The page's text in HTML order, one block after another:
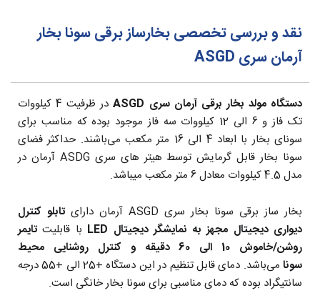
نقد و بررسی تخصصی بخارساز برقی سونا بخار
آرمان سری ASGD
دستگاه مولد بخار برقی آرمان سری ASGD
در ظرفیت 4 کیلووات
تک فاز و 6 الی 12 کیلووات سه فاز موجود بوده که مناسب برای
سونای بخار با ابعاد 4 الی 16 متر مکعب می‌باشند. حداکثر فضای
سونا بخار قابل گرمایش توسط هیتر های سری ASDG آرمان در
مدل 4.5 کیلووات معادل 6 متر مکعب میباشد.
بخار ساز برقی سونا بخار سری ASGD آرمان دارای
تابلو کنترل
دیواری دیجیتال مجهز به نمایشگر دیجیتال LED
با قابلیت تایمر
روشن/خاموش 10 الی 60 دقیقه و کنترل روشنایی محیط
سونا
می‌باشد. دمای قابل تنظیم در این دستگاه +25 الی +55 درجه
سانتیگراد بوده که دمای مناسبی برای سونا بخار خانگی است.